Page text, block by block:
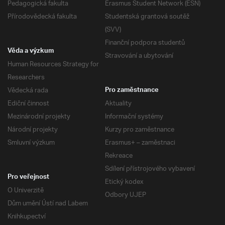
Pedagogická fakulta
Přírodovědecká fakulta
Erasmus Student Network (ESN)
Studentská grantová soutěž
(SVV)
Finanční podpora studentů
Stravování a ubytování
Věda a výzkum
Human Resources Strategy for
Researchers
Vědecká rada
Ediční činnost
Mezinárodní projekty
Národní projekty
Smluvní výzkum
Pro zaměstnance
Aktuality
Informační systémy
Kurzy pro zaměstnance
Erasmus+ – zaměstnaci
Rekreace
Sdílení přístrojového vybavení
Etický kodex
Odbory UJEP
Pro veřejnost
O Univerzitě
Dům umění Ústí nad Labem
Knihkupectví